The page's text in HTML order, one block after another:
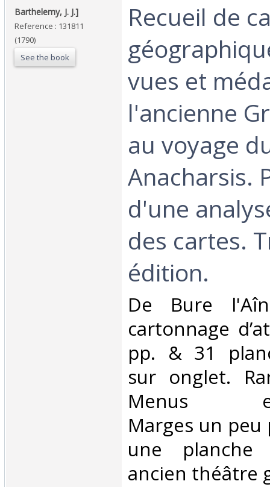
‎Barthelemy, J. J.]‎
Reference : 131811
(1790)
See the book
‎Recueil de
vues et
l'ancienne
au voyage
Anacharsis.
d'une
des cartes.
édition.‎
‎De Bure
cartonnage
pp. & 31
sur onglet.
Menus
Marges un peu
une
ancien théâtre